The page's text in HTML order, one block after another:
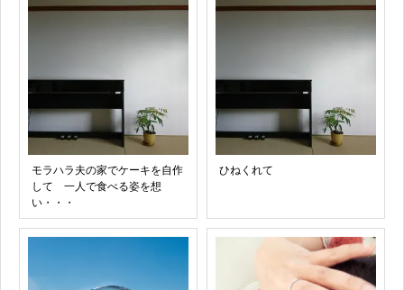
モラハラ夫の家でケーキを自作
して 一人で食べる姿を想
い・・・
ひねくれて